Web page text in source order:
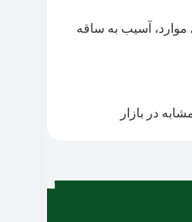
آسیب به ساقه
در بازار